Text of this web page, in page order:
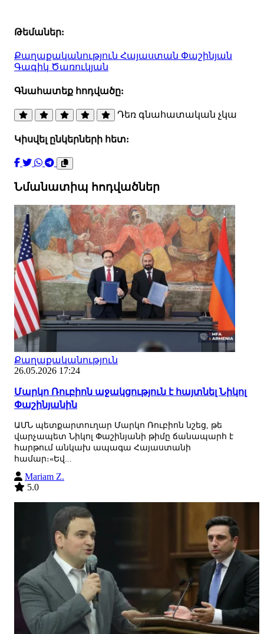
Թեմաներ:
Քաղաքականություն Հայաստան Փաշինյան
Գագիկ Ծառուկյան
Գնահատեք հոդվածը:
Դեռ գնահատական չկա
Կիսվել ընկերների հետ:
Նմանատիպ հոդվածներ
Քաղաքականություն
26.05.2026 17:24
Մարկո Ռուբիոն աջակցություն է հայտնել Նիկոլ
Փաշինյանին
ԱՄՆ պետքարտուղար Մարկո Ռուբիոն նշեց, թե
վարչապետ Նիկոլ Փաշինյանի թիմը ճանապարհ է
հարթում անկախ ապագա Հայաստանի
համար։«Եվ...
Mariam Z.
5.0